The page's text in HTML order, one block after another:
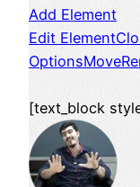
Add Element
Edit Element
OptionsMove
[text_block